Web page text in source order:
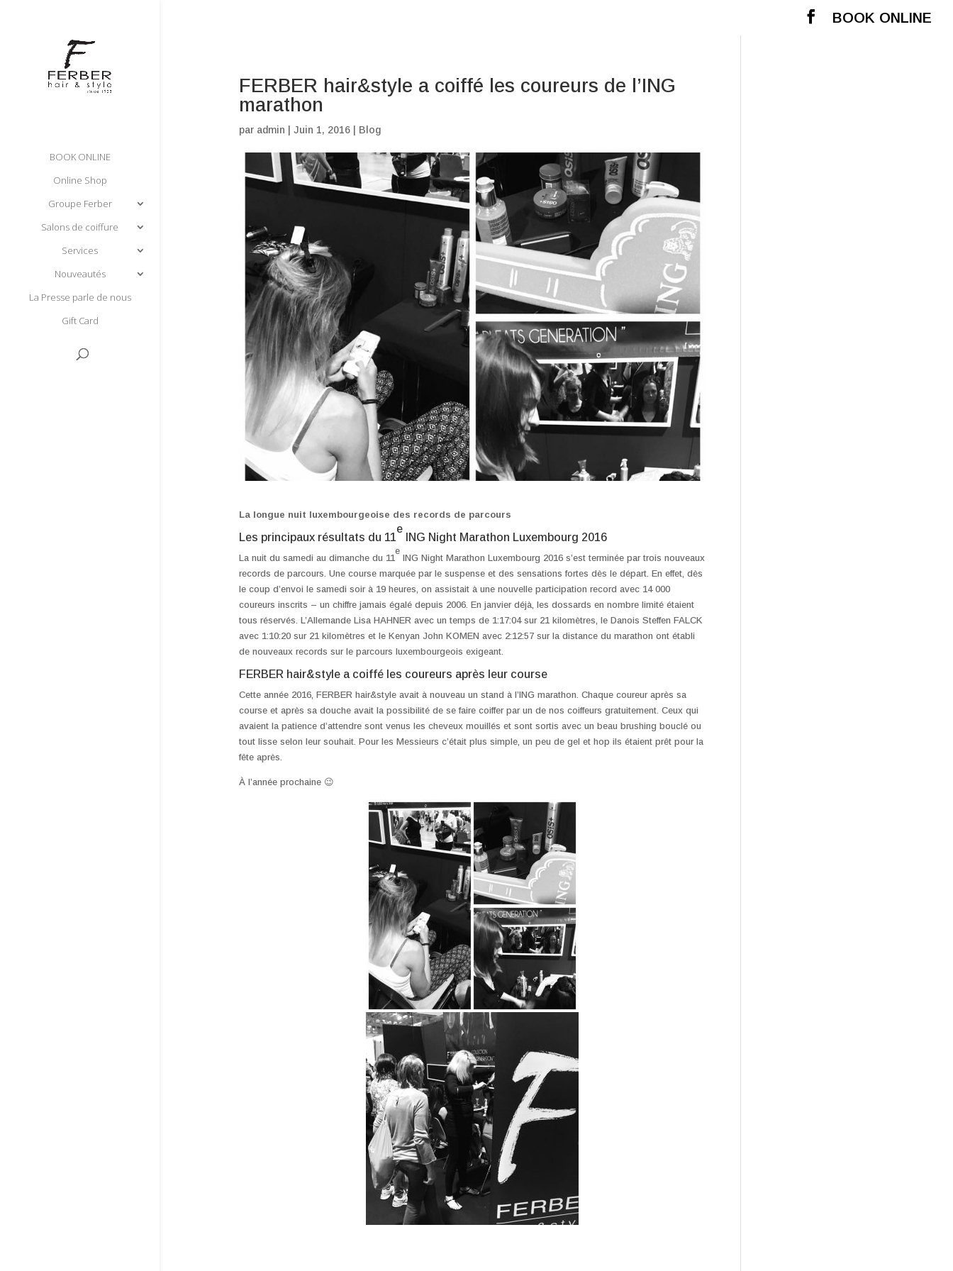
BOOK ONLINE
BOOK ONLINE
Online Shop
Groupe Ferber
Salons de coiffure
Services
Nouveautés
La Presse parle de nous
Gift Card
FERBER hair&style a coiffé les coureurs de l’ING
marathon
par admin Juin 1, 2016| Blog
La longue nuit luxembourgeoise des records de parcours
Les principaux résultats du 11
e
ING Night Marathon Luxembourg 2016
La nuit du samedi au dimanche du 11
e
ING Night Marathon Luxembourg 2016 s’est terminée par trois nouveaux
records de parcours. Une course marquée par le suspense et des sensations fortes dès le départ. En effet, dès
le coup d’envoi le samedi soir à 19 heures, on assistait à une nouvelle participation record avec 14 000
coureurs inscrits – un chiffre jamais égalé depuis 2006. En janvier déjà, les dossards en nombre limité étaient
tous réservés. L’Allemande Lisa HAHNER avec un temps de 1:17:04 sur 21 kilomètres, le Danois Steffen FALCK
avec 1:10:20 sur 21 kilomètres et le Kenyan John KOMEN avec 2:12:57 sur la distance du marathon ont établi
de nouveaux records sur le parcours luxembourgeois exigeant.
FERBER hair&style a coiffé les coureurs après leur course
Cette année 2016, FERBER hair&style avait à nouveau un stand à l’ING marathon. Chaque coureur après sa
course et après sa douche avait la possibilité de se faire coiffer par un de nos coiffeurs gratuitement. Ceux qui
avaient la patience d’attendre sont venus les cheveux mouillés et sont sortis avec un beau brushing bouclé ou
tout lisse selon leur souhait. Pour les Messieurs c’était plus simple, un peu de gel et hop ils étaient prêt pour la
fête après.
À l’année prochaine 😉